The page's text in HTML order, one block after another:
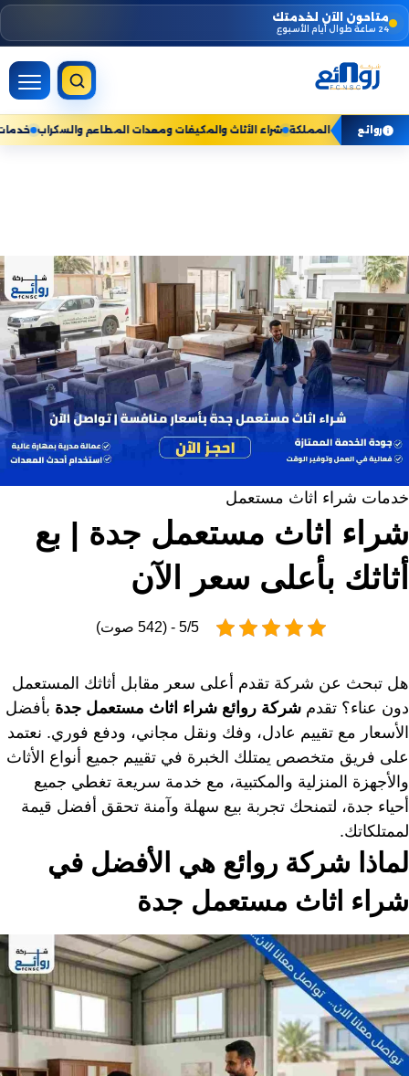
Skip
to
content
متاحون الآن لخدمتك
24 ساعة طوال أيام الأسبوع
روائع
المنزلية — نخدم جميع مناطق المملكة شراء الأثاث والمكيفات ومعدات
خدمات شراء اثاث مستعمل
شراء اثاث مستعمل جدة | بع
أثاثك بأعلى سعر الآن
5/5 - (542 صوت)
هل تبحث عن شركة تقدم أعلى سعر مقابل أثاثك المستعمل
دون عناء؟ تقدم شركة روائع شراء اثاث مستعمل جدة بأفضل
الأسعار مع تقييم عادل، وفك ونقل مجاني، ودفع فوري. نعتمد
على فريق متخصص يمتلك الخبرة في تقييم جميع أنواع الأثاث
والأجهزة المنزلية والمكتبية، مع خدمة سريعة تغطي جميع
أحياء جدة، لتمنحك تجربة بيع سهلة وآمنة تحقق أفضل قيمة
لممتلكاتك.
لماذا شركة روائع هي الأفضل في
شراء اثاث مستعمل جدة